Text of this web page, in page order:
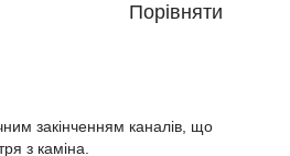
Порівняти
закінченням каналів, що
з каміна.